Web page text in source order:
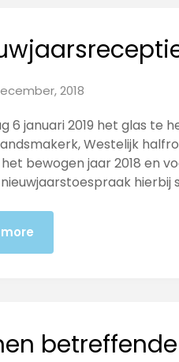
2018
januari 2019 het glas te
Westelijk
bewogen jaar 2018 en
hierbij